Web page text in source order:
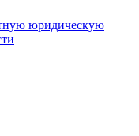
юридическую